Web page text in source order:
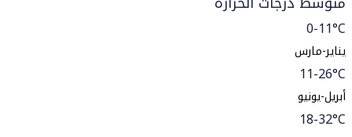
0-11°C
يناير-مارس
11-26°C
أبريل-يونيو
18-32°C